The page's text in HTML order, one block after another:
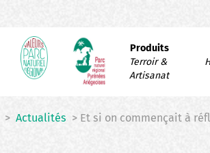
Navigation
principale
Produits
Terroir &
Artisanat
> Actualités > Et si on commençait à